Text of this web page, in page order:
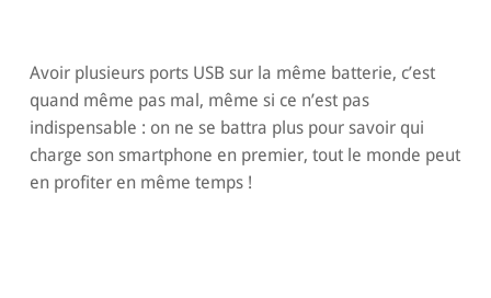
Avoir plusieurs ports USB sur la même batterie, c’est
quand même pas mal, même si ce n’est pas
indispensable : on ne se battra plus pour savoir qui
charge son smartphone en premier, tout le monde peut
en profiter en même temps !